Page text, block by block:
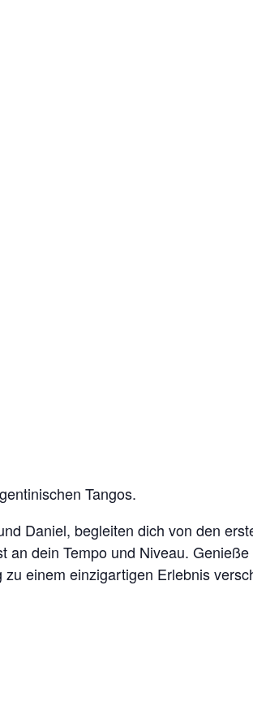
Tangos.
Daniel, begleiten dich von den
dein Tempo und Niveau.
einem einzigartigen Erlebnis